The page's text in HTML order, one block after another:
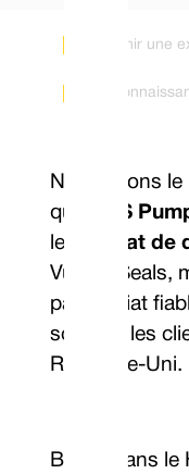
Fournir une
Nous avons
que
BPS
le
Contrat
Vulcan Seals,
partenariat
soutenir les
Royaume-Uni.
Basée dans le